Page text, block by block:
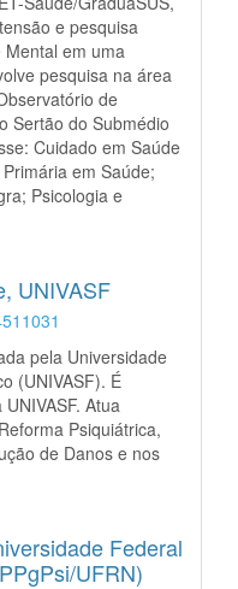
e pesquisa
em uma
pesquisa na área
de
Sertão do Submédio
Cuidado em Saúde
em Saúde;
Psicologia e
UNIVASF
pela Universidade
(UNIVASF). É
Atua
Psiquiátrica,
de Danos e nos
Federal
UFRN)